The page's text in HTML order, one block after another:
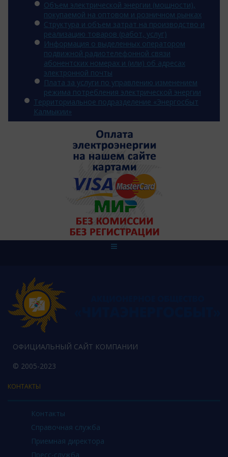
Объем электрической энергии (мощности),
покупаемой на оптовом и розничном рынках
Структура и объем затрат на производство и
реализацию товаров (работ, услуг)
Информация о выделенных оператором
подвижной радиотелефонной связи
абонентских номерах и (или) об адресах
электронной почты
Плата за услуги по управлению изменением
режима потребления электрической энергии
Территориальное подразделение «Энергосбыт
Калмыкии»
ОФИЦИАЛЬНЫЙ САЙТ КОМПАНИИ
© 2005-2023
КОНТАКТЫ
Контакты
Справочная служба
Приемная директора
Пресс-служба